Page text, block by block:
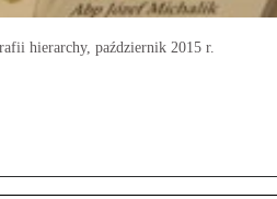
hierarchy, październik 2015 r.